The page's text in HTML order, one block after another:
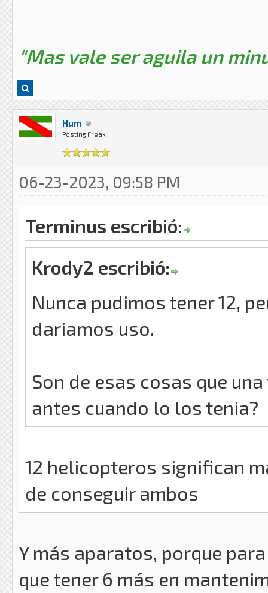
"Mas vale ser aguila un
Hum
Posting Freak
06-23-2023, 09:58 PM
Terminus escribió:
Krody2 escribió:
Nunca pudimos tener 12,
dariamos uso.
Son de esas cosas que
antes cuando lo los tenia?
12 helicopteros significan
de conseguir ambos
Y más aparatos, porque
que tener 6 más en